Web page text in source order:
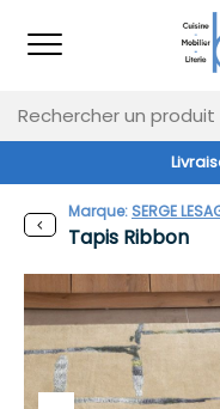
Tapis Ribbon
Marque: SERGE